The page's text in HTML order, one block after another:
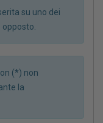
su uno dei
(*) non
la